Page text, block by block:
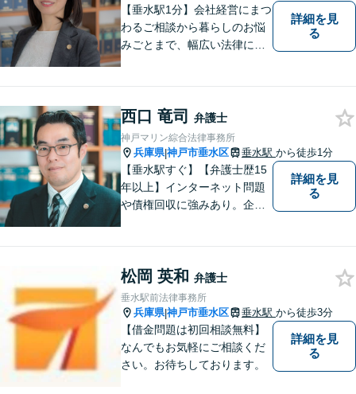
ください。
【垂水駅1分】会社経営にまつ
わるご相談から暮らしのお悩
みごとまで、幅広い法律にま
ますので、悩まれる前に、お
早めにご相談ください。
詳細を見
る
西口 竜司 弁護士
神戸マリン綜合法律事務所
兵庫県|神戸市垂水区 垂水駅 から徒歩1分
【垂水駅すぐ】【弁護士歴15
年以上】インターネット問題
や債権回収に強みあり。企業
しづらくてもご安心くださ
い。【分割払いOK】【休日・
夜間面談・ビデオ面談可】
詳細を見
る
松岡 英和 弁護士
垂水駅前法律事務所
兵庫県|神戸市垂水区 垂水駅 から徒歩3分
【借金問題は初回相談無料】
なんでもお気軽にご相談くだ
さい。お待ちしております。
詳細を見
る